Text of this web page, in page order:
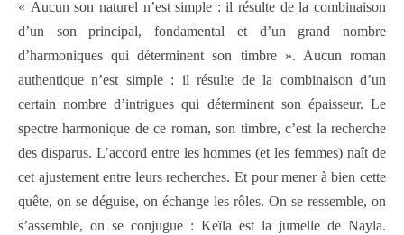
« Aucun son naturel n’est simple : il résulte de la combinaison
d’un son principal, fondamental et d’un grand nombre
d’harmoniques qui déterminent son timbre ». Aucun roman
authentique n’est simple : il résulte de la combinaison d’un
certain nombre d’intrigues qui déterminent son épaisseur. Le
spectre harmonique de ce roman, son timbre, c’est la recherche
des disparus. L’accord entre les hommes (et les femmes) naît de
cet ajustement entre leurs recherches. Et pour mener à bien cette
quête, on se déguise, on échange les rôles. On se ressemble, on
s’assemble, on se conjugue : Keïla est la jumelle de Nayla.